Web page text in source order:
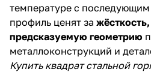
температуре с
профиль ценят за
предсказуемую геометрию
металлоконструкций и
Купить квадрат стальной